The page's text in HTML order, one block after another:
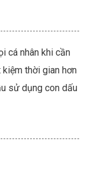
cá nhân khi cần
thời gian hơn
sử dụng con dấu